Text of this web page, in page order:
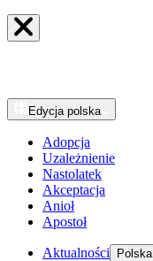
Edycja polska
Adopcja
Uzależnienie
Nastolatek
Akceptacja
Anioł
Apostoł
Aktualności Polska